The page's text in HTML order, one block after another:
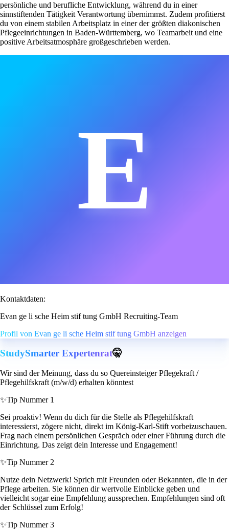
persönliche und berufliche Entwicklung, während du in einer
sinnstiftenden Tätigkeit Verantwortung übernimmst. Zudem profitierst
du von einem stabilen Arbeitsplatz in einer der größten diakonischen
Pflegeeinrichtungen in Baden-Württemberg, wo Teamarbeit und eine
positive Arbeitsatmosphäre großgeschrieben werden.
E
Kontaktdaten:
Evan ge li sche Heim stif tung GmbH Recruiting-Team
Profil von Evan ge li sche Heim stif tung GmbH anzeigen
StudySmarter Expertenrat🤫
Wir sind der Meinung, dass du so Quereinsteiger Pflegekraft /
Pflegehilfskraft (m/w/d) erhalten könntest
✨Tip Nummer 1
Sei proaktiv! Wenn du dich für die Stelle als Pflegehilfskraft
interessierst, zögere nicht, direkt im König-Karl-Stift vorbeizuschauen.
Frag nach einem persönlichen Gespräch oder einer Führung durch die
Einrichtung. Das zeigt dein Interesse und Engagement!
✨Tip Nummer 2
Nutze dein Netzwerk! Sprich mit Freunden oder Bekannten, die in der
Pflege arbeiten. Sie können dir wertvolle Einblicke geben und
vielleicht sogar eine Empfehlung aussprechen. Empfehlungen sind oft
der Schlüssel zum Erfolg!
✨Tip Nummer 3